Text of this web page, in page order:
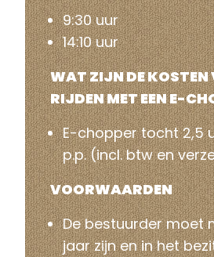
9:30 uur
14:10 uur
WAT ZIJN DE KOSTEN
RIJDEN MET EEN E-
E-chopper tocht 2,5
p.p. (incl. btw en
VOORWAARDEN
De bestuurder moet
jaar zijn en in het